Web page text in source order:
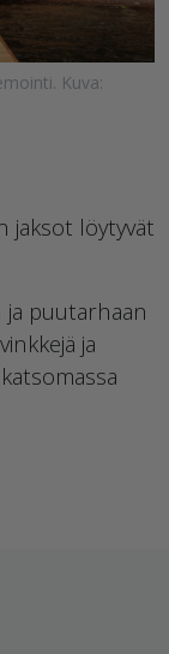
Kuva:
jaksot löytyvät
puutarhaan
ja